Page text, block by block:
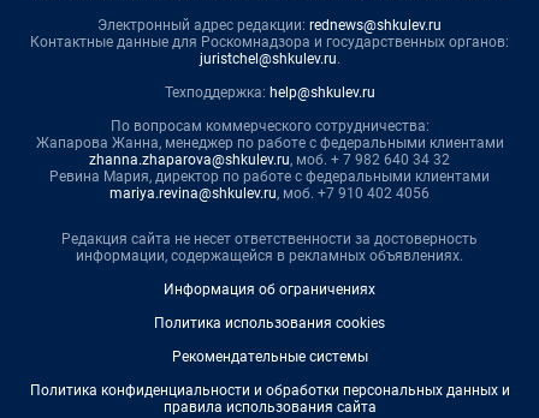
Электронный адрес редакции: rednews@shkulev.ru
Контактные данные для Роскомнадзора и государственных органов:
juristchel@shkulev.ru.
Техподдержка: help@shkulev.ru
По вопросам коммерческого сотрудничества:
Жапарова Жанна, менеджер по работе с федеральными клиентами
zhanna.zhaparova@shkulev.ru, моб. + 7 982 640 34 32
Ревина Мария, директор по работе с федеральными клиентами
mariya.revina@shkulev.ru, моб. +7 910 402 4056
Редакция сайта не несет ответственности за достоверность
информации, содержащейся в рекламных объявлениях.
Информация об ограничениях
Политика использования cookies
Рекомендательные системы
Политика конфиденциальности и обработки персональных данных и
правила использования сайта